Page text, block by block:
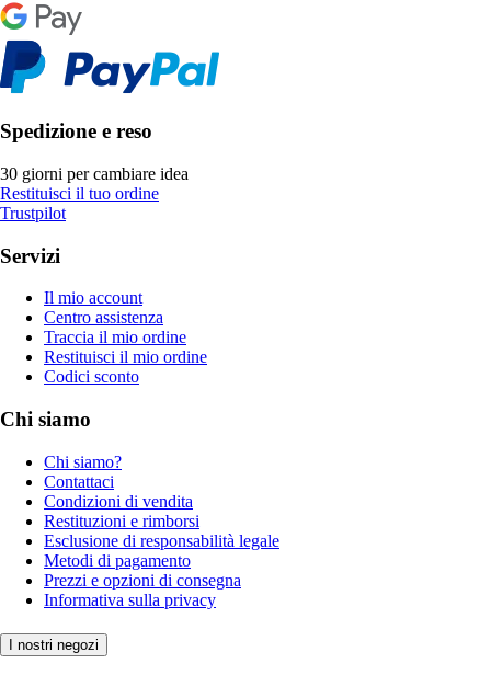
Spedizione e reso
30 giorni per cambiare idea
Restituisci il tuo ordine
Trustpilot
Servizi
Il mio account
Centro assistenza
Traccia il mio ordine
Restituisci il mio ordine
Codici sconto
Chi siamo
Chi siamo?
Contattaci
Condizioni di vendita
Restituzioni e rimborsi
Esclusione di responsabilità legale
Metodi di pagamento
Prezzi e opzioni di consegna
Informativa sulla privacy
I nostri negozi